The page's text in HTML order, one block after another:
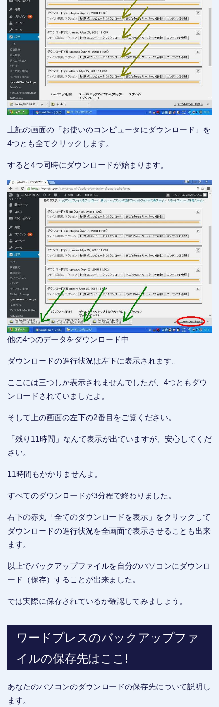
上記の画面の「お使いのコンピュータにダウンロード」を
4つとも全てクリックします。
すると4つ同時にダウンロードが始まります。
他の4つのデータをダウンロード中
ダウンロードの進行状況は左下に表示されます。
ここには三つしか表示されませんでしたが、4つともダウ
ンロードされていましたよ。
そして上の画面の左下の2番目をご覧ください。
「残り11時間」なんて表示が出ていますが、安心してくだ
さい。
11時間もかかりませんよ。
すべてのダウンロードが3分程で終わりました。
右下の赤丸「全てのダウンロードを表示」をクリックして
ダウンロードの進行状況を全画面で表示させることも出来
ます。
以上でバックアップファイルを自分のパソコンにダウンロ
ード（保存）することが出来ました。
では実際に保存されているか確認してみましょう。
ワードプレスのバックアップファ
イルの保存先はここ!
あなたのパソコンのダウンロードの保存先について説明し
ます。